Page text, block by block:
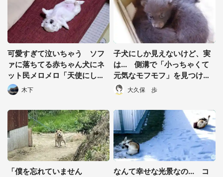
可愛すぎて泣いちゃう ソフ
ァに落ちてる赤ちゃん犬にネ
ット民メロメロ「天使にしか
見えない」「尊い...」
木下
子犬にしか見えないけど、実
は... 側溝で「小っちゃくて
元気なモフモフ」を見つけて
も、連れて帰っちゃダメな理
由
大久保 歩
「僕を忘れていません
なんて幸せな光景なの... コ